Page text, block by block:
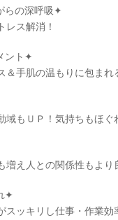
らの深呼吸✦
レス解消！
ント✦
＆手肌の温もりに包まれ
域もＵＰ！気持ちもほぐ
増え人との関係性もより
✦
スッキリし仕事・作業効